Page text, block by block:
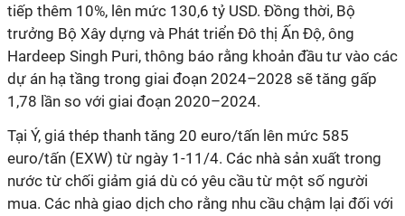
tiếp thêm 10%, lên mức 130,6 tỷ USD. Đồng thời, Bộ
trưởng Bộ Xây dựng và Phát triển Đô thị Ấn Độ, ông
Hardeep Singh Puri, thông báo rằng khoản đầu tư vào các
dự án hạ tầng trong giai đoạn 2024–2028 sẽ tăng gấp
1,78 lần so với giai đoạn 2020–2024.
Tại Ý, giá thép thanh tăng 20 euro/tấn lên mức 585
euro/tấn (EXW) từ ngày 1-11/4. Các nhà sản xuất trong
nước từ chối giảm giá dù có yêu cầu từ một số người
mua. Các nhà giao dịch cho rằng nhu cầu chậm lại đối với